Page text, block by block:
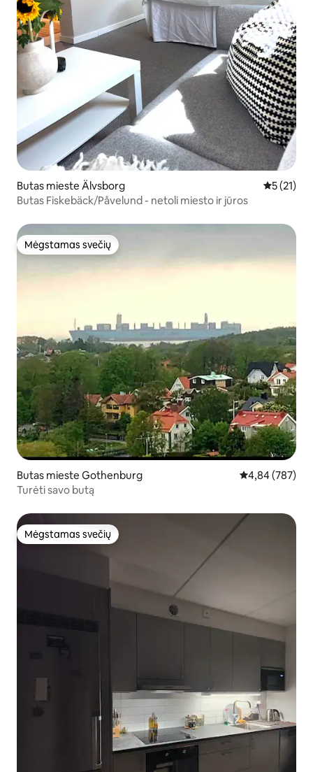
Butas mieste Älvsborg Vidutinis
5 (21)
Butas Fiskebäck/Påvelund - netoli miesto ir jūros
Mėgstamas svečių
Mėgstamas svečių
Butas mieste Gothenburg Vidutinis
4,84 (787)
Turėti savo butą
Mėgstamas svečių
Mėgstamas svečių